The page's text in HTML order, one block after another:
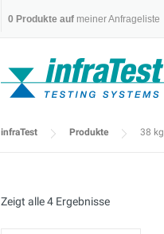
0 Produkte auf meiner Anfrageliste
infraTest Produkte 38 kg
Zeigt alle 4 Ergebnisse